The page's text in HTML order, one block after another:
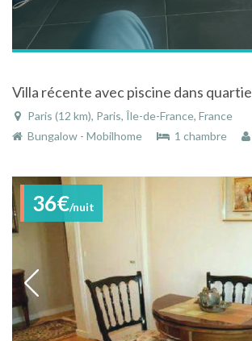
Paris (12 km), Paris, Île-de-France, France
Bungalow - Mobilhome
1 chambre
36€/nuit